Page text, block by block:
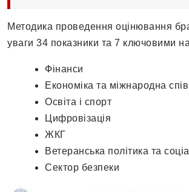
Методика проведення оцінювання
уваги 34 показники та 7 ключовими
Фінанси
Економіка та міжнародна
Освіта і спорт
Цифровізація
ЖКГ
Ветеранська політика та
Сектор безпеки